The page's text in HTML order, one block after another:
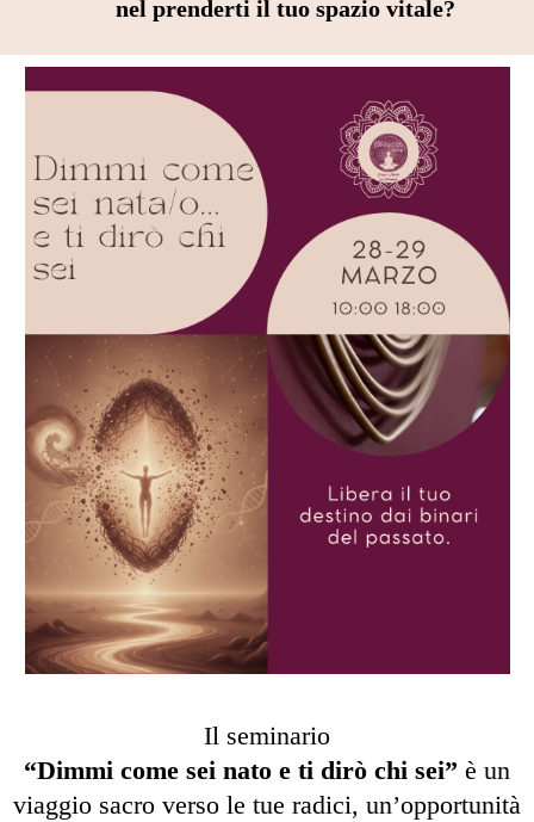
nel prenderti il tuo spazio vitale?
Il seminario
“Dimmi come sei nato e ti dirò chi sei” è un
viaggio sacro verso le tue radici, un’opportunità